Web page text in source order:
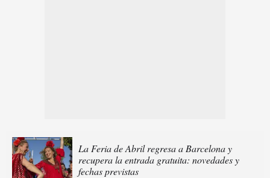
La Feria de Abril regresa a Barcelona y
recupera la entrada gratuita: novedades y
fechas previstas